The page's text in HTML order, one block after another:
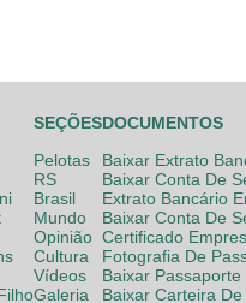
SEÇÕES
Pelotas
RS
Brasil
Mundo
Opinião
Cultura
Vídeos
Galeria
DOCUMENTOS
Baixar Extrato
Baixar Conta De
Extrato Bancário
Baixar Conta De
Certificado
Fotografia De
Baixar Passaporte
Baixar Carteira